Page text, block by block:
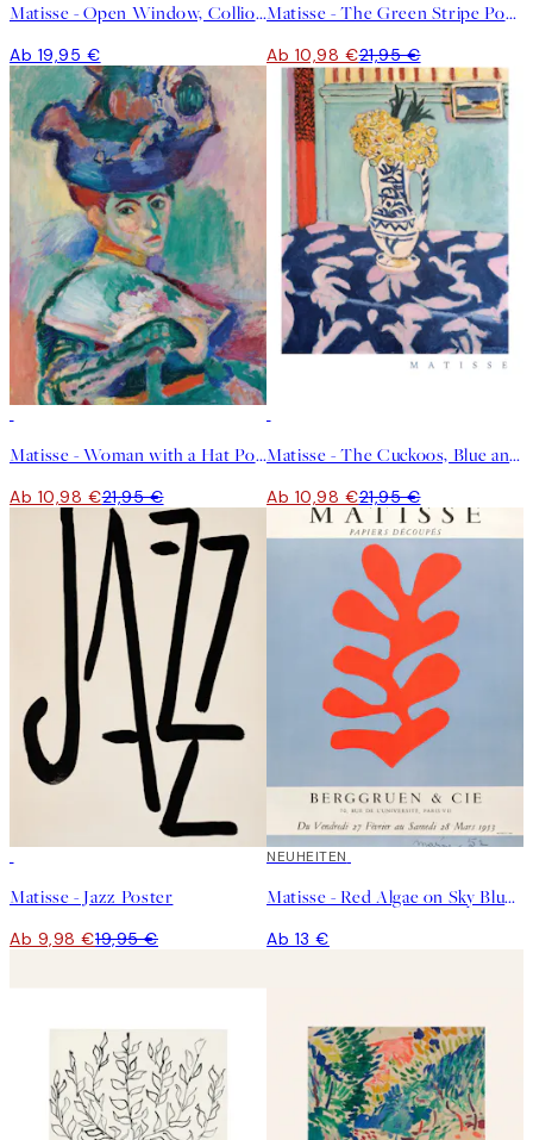
Matisse - Open Window, Collioure Poster
Ab 19,95 €
Matisse - The Green Stripe Poster
Ab 10,98 €21,95 €
Matisse - Woman with a Hat Poster
Ab 10,98 €21,95 €
Matisse - The Cuckoos, Blue and Pink Carpet Poster
Ab 10,98 €21,95 €
Matisse - Jazz Poster
Ab 9,98 €19,95 €
NEUHEITEN
Matisse - Red Algae on Sky Blue Background 1952 Poster
Ab 13 €